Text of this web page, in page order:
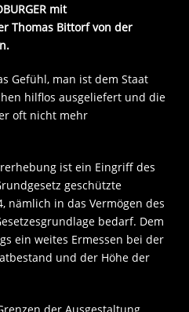
mit
Thomas Bittorf von der
Gefühl, man ist dem Staat
hilflos ausgeliefert und die
oft nicht mehr
ist ein Eingriff des
geschützte
nämlich in das Vermögen des
bedarf. Dem
ein weites Ermessen bei der
und der Höhe der